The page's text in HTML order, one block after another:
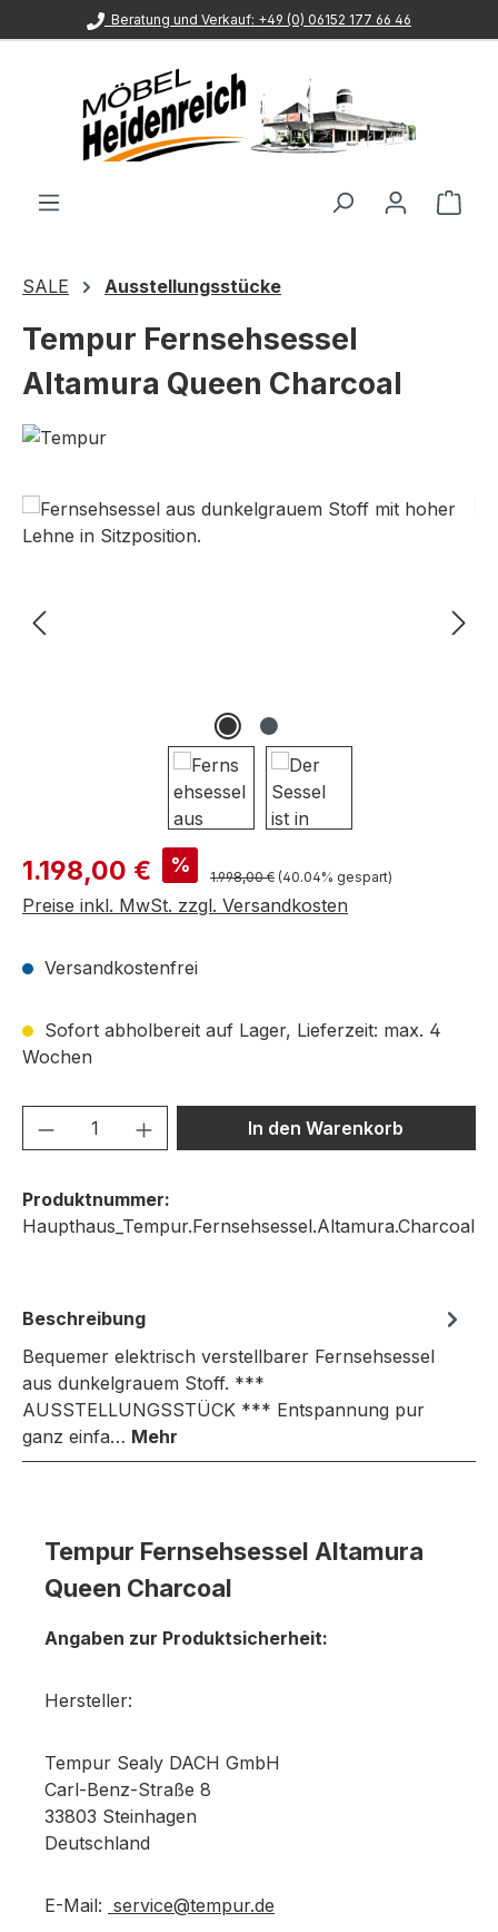
Zum Hauptinhalt springen
Beratung und Verkauf: +49 (0) 06152 177 66 46
SALE Ausstellungsstücke
Tempur Fernsehsessel
Altamura Queen Charcoal
Bildergalerie überspringen
Verkaufspreis:
1.198,00 € % Regulärer Preis:
1.998,00 € (40.04% gespart)
Preise inkl. MwSt. zzgl. Versandkosten
Versandkostenfrei
Sofort abholbereit auf Lager, Lieferzeit: max. 4
Wochen
Produkt Anzahl: Gib denIn den Warenkorb
Produktnummer:
Haupthaus_Tempur.Fernsehsessel.Altamura.Charcoal
Beschreibung
Bequemer elektrisch verstellbarer Fernsehsessel
aus dunkelgrauem Stoff. ***
AUSSTELLUNGSSTÜCK *** Entspannung pur
ganz einfa… Mehr
Tempur Fernsehsessel Altamura
Queen Charcoal
Angaben zur Produktsicherheit:
Hersteller:
Tempur Sealy DACH GmbH
Carl-Benz-Straße 8
33803 Steinhagen
Deutschland
E-Mail: service@tempur.de